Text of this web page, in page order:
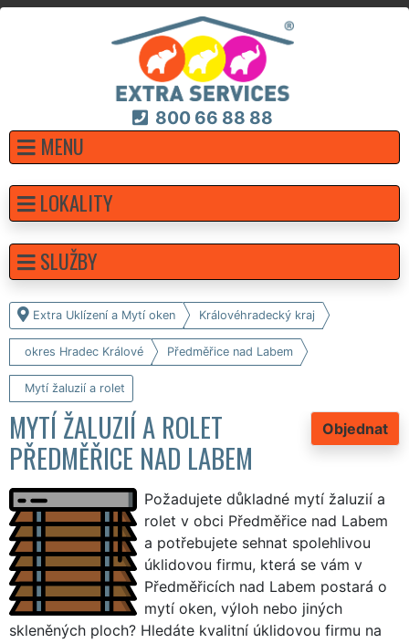
800 66 88 88
MENU
Extra Uklízení a Mytí oken Královéhradecký kraj
okres Hradec Králové Předměřice nad Labem
Mytí žaluzií a rolet
Objednat
MYTÍ ŽALUZIÍ A ROLET
PŘEDMĚŘICE NAD LABEM
Požadujete důkladné mytí žaluzií a
rolet v obci Předměřice nad Labem
a potřebujete sehnat spolehlivou
úklidovou firmu, která se vám v
Předměřicích nad Labem postará o
mytí oken, výloh nebo jiných
skleněných ploch? Hledáte kvalitní úklidovou firmu na
LOKALITY
SLUŽBY